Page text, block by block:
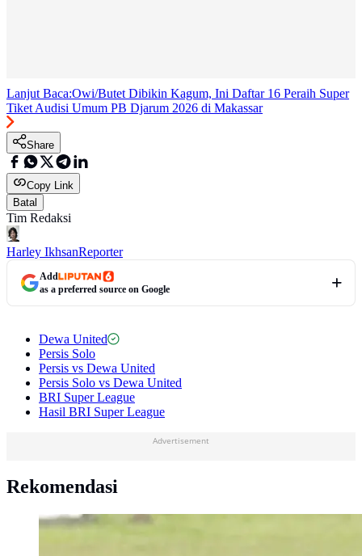
Lanjut Baca:Owi/Butet Dibikin Kagum, Ini Daftar 16 Peraih Super
Tiket Audisi Umum PB Djarum 2026 di Makassar
Share
Copy Link
Batal
Tim Redaksi
Harley IkhsanReporter
Add
as a preferred source on Google
Dewa United
Persis Solo
Persis vs Dewa United
Persis Solo vs Dewa United
BRI Super League
Hasil BRI Super League
Advertisement
Rekomendasi